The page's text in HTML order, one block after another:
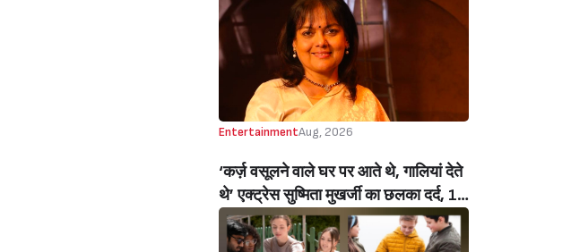
EntertainmentAug, 2026
‘कर्ज़ वसूलने वाले घर पर आते थे, गालियां देते
थे’ एक्ट्रेस सुष्मिता मुखर्जी का छलका दर्द, 1
करोड़ का कर्ज उतारने के लिए करनी पड़ी थी
C ग्रेड फिल्में, बोलीं- ‘मैंने अपनी आत्मा बेच दी